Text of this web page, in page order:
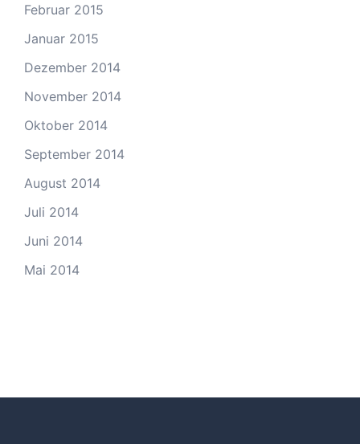
Februar 2015
Januar 2015
Dezember 2014
November 2014
Oktober 2014
September 2014
August 2014
Juli 2014
Juni 2014
Mai 2014